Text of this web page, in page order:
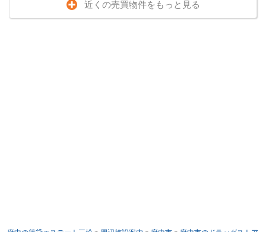
近くの売買物件をもっと見る